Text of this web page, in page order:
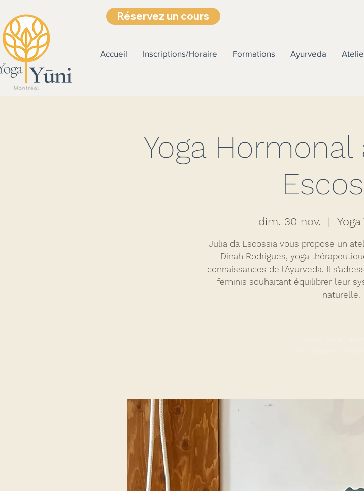
Accueil Inscriptions/Horaire Formations Ayurveda
Réservez un cours
Yoga
dim. 30 nov.
  |
Julia da Escossia vous propose un
Dinah Rodrigues, yoga
connaissances de l'Ayurveda. Il
feminis souhaitant équilibrer leur
naturelle.